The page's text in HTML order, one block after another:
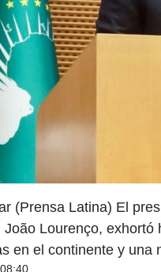
(Prensa Latina) El
Lourenço,
en el continente y una